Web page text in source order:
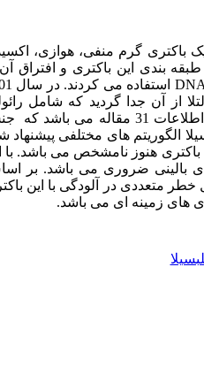
باکتری گرم منفی، هوازی،
بندی این باکتری و افتراق آن
DNA
استفاده
از آن جدا گردید که شامل
اطلاعات 31 مقاله می باشد که
الگوریتم های مختلفی پیشنهاد
باکتری هنوز نامشخص می باشد. با
بالینی ضروری می باشد. بر
متعددی در آلودگی با این
های زمینه ای می باشد.